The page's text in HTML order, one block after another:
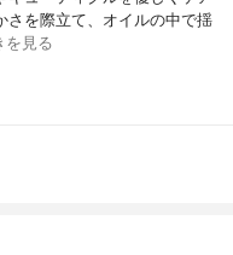
さを際立て、オイルの中で揺
を見る